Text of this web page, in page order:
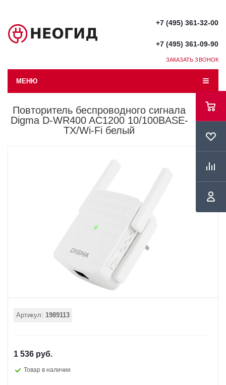
+7 (495) 361-32-00
+7 (495) 361-09-90
ЗАКАЗАТЬ ЗВОНОК
МЕНЮ
Повторитель беспроводного сигнала
Digma D-WR400 AC1200 10/100BASE-
TX/Wi-Fi белый
Артикул: 1989113
1 536 руб.
Товар в наличии